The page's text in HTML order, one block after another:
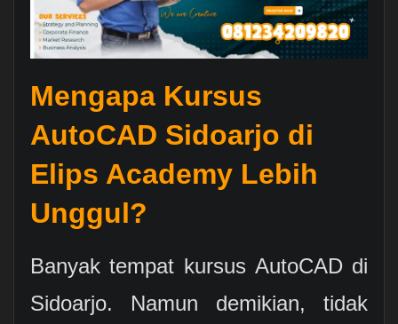
Mengapa Kursus
AutoCAD Sidoarjo di
Elips Academy Lebih
Unggul?
Banyak tempat kursus AutoCAD di
Sidoarjo. Namun demikian, tidak